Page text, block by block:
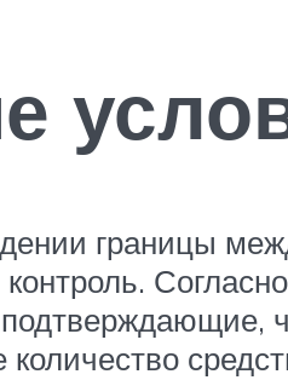
границы
количество